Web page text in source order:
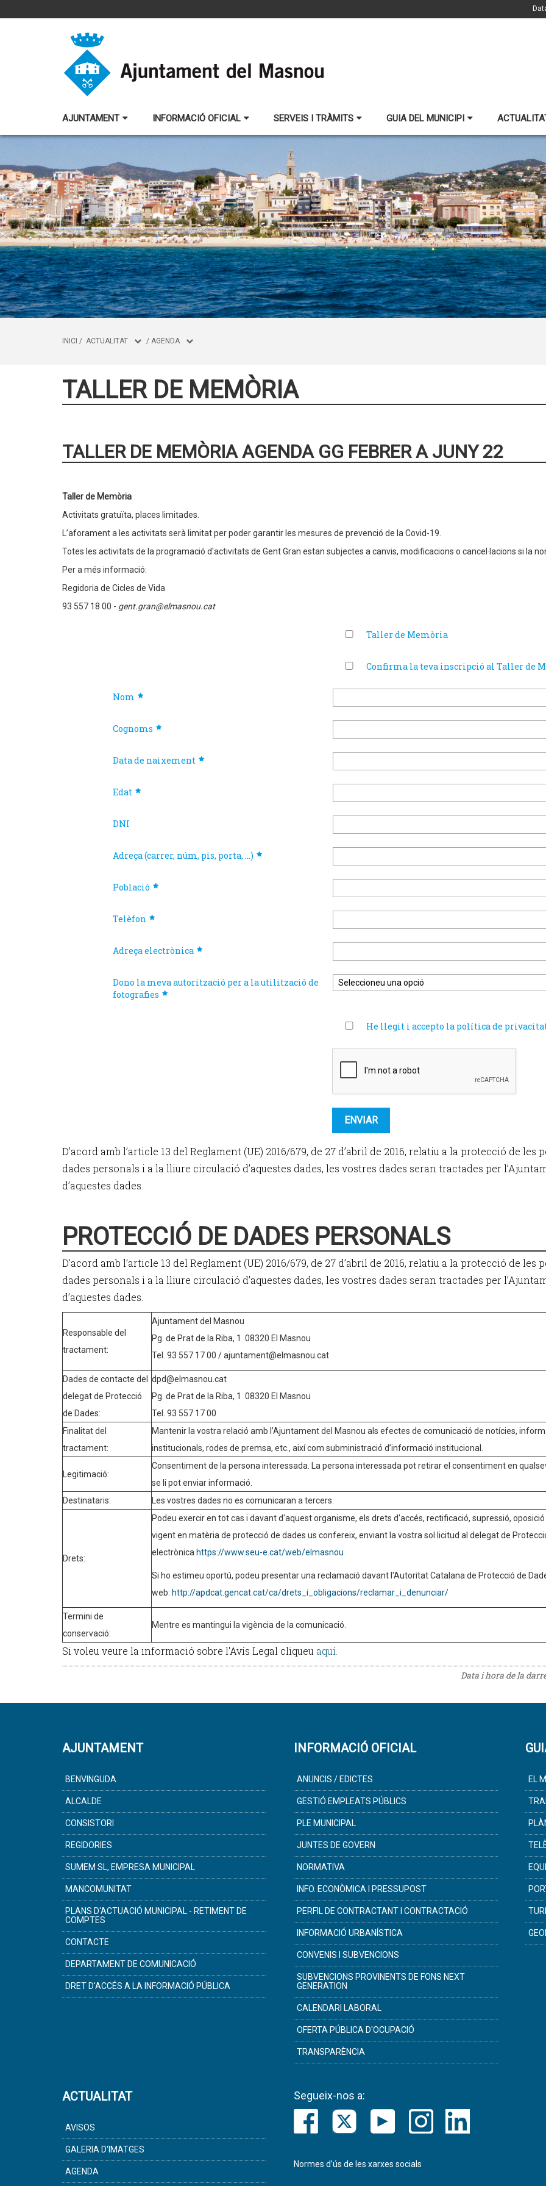
AJUNTAMENT INFORMACIÓ OFICIAL SERVEIS I TRÀMITS GUIA DEL MUNICIPI
INICI / ACTUALITAT / AGENDA
TALLER DE MEMÒRIA
TALLER DE MEMÒRIA AGENDA GG FEBRER A JUNY 22
Taller de Memòria
Activitats gratuïta, places limitades.
L’aforament a les activitats serà limitat per poder garantir les mesures de prevenció de la Covid-19.
Totes les activitats de la programació d'activitats de Gent Gran estan subjectes a canvis, modificacions o cancel·lacions si la
Per a més informació:
Regidoria de Cicles de Vida
93 557 18 00 - gent.gran@elmasnou.cat
Taller de Memòria
Confirma la teva inscripció al Taller de
Nom
Cognoms
Data de naixement
Edat
DNI
Adreça (carrer, núm, pis, porta, ...)
Població
Telèfon
Adreça electrònica
Dono la meva autorització per a la utilització de
fotografies
He llegit i accepto la política de
D’acord amb l’article 13 del Reglament (UE) 2016/679, de 27 d’abril de 2016, relatiu a la protecció de
dades personals i a la lliure circulació d’aquestes dades, les vostres dades seran tractades per
d’aquestes dades.
PROTECCIÓ DE DADES PERSONALS
D’acord amb l’article 13 del Reglament (UE) 2016/679, de 27 d’abril de 2016, relatiu a la protecció de
dades personals i a la lliure circulació d’aquestes dades, les vostres dades seran tractades per
d’aquestes dades.
Responsable del
tractament:
Ajuntament del Masnou
Pg. de Prat de la Riba, 1 08320 El Masnou
Tel. 93 557 17 00 / ajuntament@elmasnou.cat
Dades de contacte del
delegat de Protecció
de Dades:
dpd@elmasnou.cat
Pg. de Prat de la Riba, 1 08320 El Masnou
Tel. 93 557 17 00
Finalitat del
tractament:
Mantenir la vostra relació amb l’Ajuntament del Masnou als efectes de comunicació de notícies,
institucionals, rodes de premsa, etc., així com subministració d’informació institucional.
Legitimació:
Consentiment de la persona interessada. La persona interessada pot retirar el consentiment en
se li pot enviar informació.
Destinataris:
Les vostres dades no es comunicaran a tercers.
Drets:
Podeu exercir en tot cas i davant d'aquest organisme, els drets d'accés, rectificació, supressió,
vigent en matèria de protecció de dades us confereix, enviant la vostra sol·licitud al delegat de
electrònica https://www.seu-e.cat/web/elmasnou
Si ho estimeu oportú, podeu presentar una reclamació davant l'Autoritat Catalana de Protecció de
web: http://apdcat.gencat.cat/ca/drets_i_obligacions/reclamar_i_denunciar/
Termini de
conservació:
Mentre es mantingui la vigència de la comunicació.
Si voleu veure la informació sobre l'Avís Legal cliqueu aquí.
Data i hora de la
AJUNTAMENT
BENVINGUDA
ALCALDE
CONSISTORI
REGIDORIES
SUMEM SL, EMPRESA MUNICIPAL
MANCOMUNITAT
PLANS D'ACTUACIÓ MUNICIPAL - RETIMENT DE
COMPTES
CONTACTE
DEPARTAMENT DE COMUNICACIÓ
DRET D'ACCÉS A LA INFORMACIÓ PÚBLICA
INFORMACIÓ OFICIAL
ANUNCIS / EDICTES
GESTIÓ EMPLEATS PÚBLICS
PLE MUNICIPAL
JUNTES DE GOVERN
NORMATIVA
INFO. ECONÒMICA I PRESSUPOST
PERFIL DE CONTRACTANT I CONTRACTACIÓ
INFORMACIÓ URBANÍSTICA
CONVENIS I SUBVENCIONS
SUBVENCIONS PROVINENTS DE FONS NEXT
GENERATION
CALENDARI LABORAL
OFERTA PÚBLICA D'OCUPACIÓ
TRANSPARÈNCIA
EL
ACTUALITAT
AVISOS
GALERIA D'IMATGES
AGENDA
Segueix-nos a:
Normes d’ús de les xarxes socials